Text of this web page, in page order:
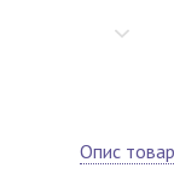
Опис